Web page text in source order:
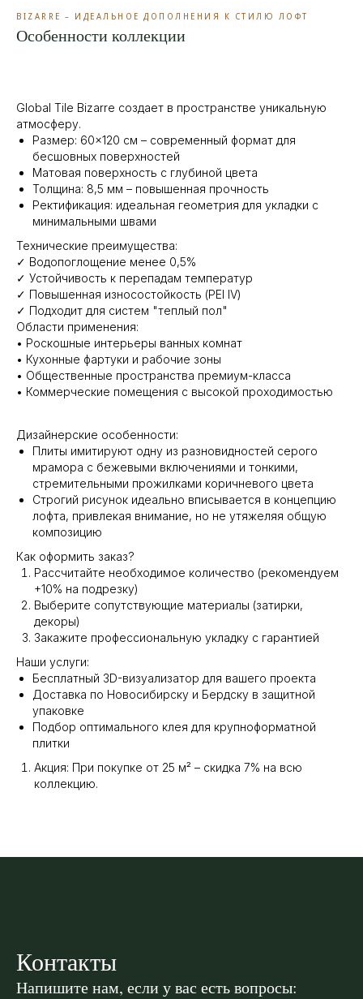
BIZARRE – ИДЕАЛЬНОЕ ДОПОЛНЕНИЯ К СТИЛЮ ЛОФТ
Особенности коллекции
Global Tile Bizarre создает в пространстве уникальную
атмосферу.
Размер: 60×120 см – современный формат для
бесшовных поверхностей
Матовая поверхность с глубиной цвета
Толщина: 8,5 мм – повышенная прочность
Ректификация: идеальная геометрия для укладки с
минимальными швами
Технические преимущества:
✓ Водопоглощение менее 0,5%
✓ Устойчивость к перепадам температур
✓ Повышенная износостойкость (PEI IV)
✓ Подходит для систем "теплый пол"
Области применения:
• Роскошные интерьеры ванных комнат
• Кухонные фартуки и рабочие зоны
• Общественные пространства премиум-класса
• Коммерческие помещения с высокой проходимостью
Дизайнерские особенности:
Плиты имитируют одну из разновидностей серого
мрамора с бежевыми включениями и тонкими,
стремительными прожилками коричневого цвета
Строгий рисунок идеально вписывается в концепцию
лофта, привлекая внимание, но не утяжеляя общую
композицию
Как оформить заказ?
Рассчитайте необходимое количество (рекомендуем
+10% на подрезку)
Выберите сопутствующие материалы (затирки,
декоры)
Закажите профессиональную укладку с гарантией
Наши услуги:
Бесплатный 3D-визуализатор для вашего проекта
Доставка по Новосибирску и Бердску в защитной
упаковке
Подбор оптимального клея для крупноформатной
плитки
Акция: При покупке от 25 м² – скидка 7% на всю
коллекцию.
Контакты
Напишите нам, если у вас есть вопросы: